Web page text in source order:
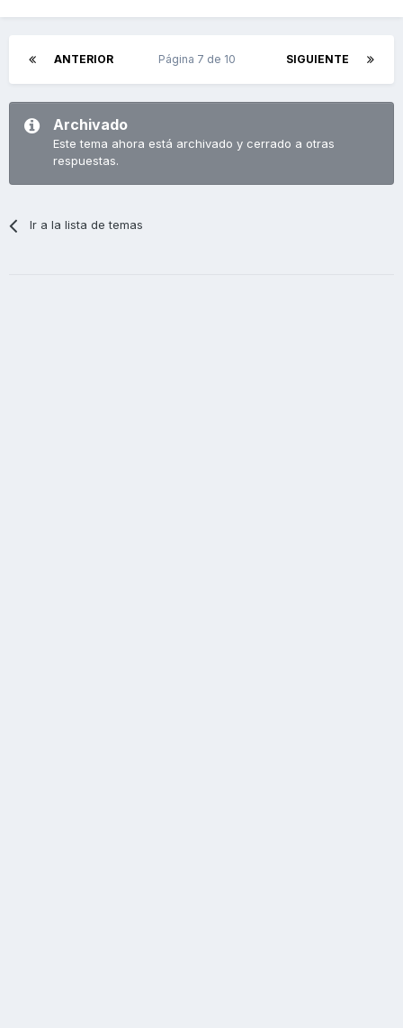
ANTERIOR SIGUIENTE
Página 7 de 10
Archivado
Este tema ahora está archivado y cerrado a otras
respuestas.
Ir a la lista de temas